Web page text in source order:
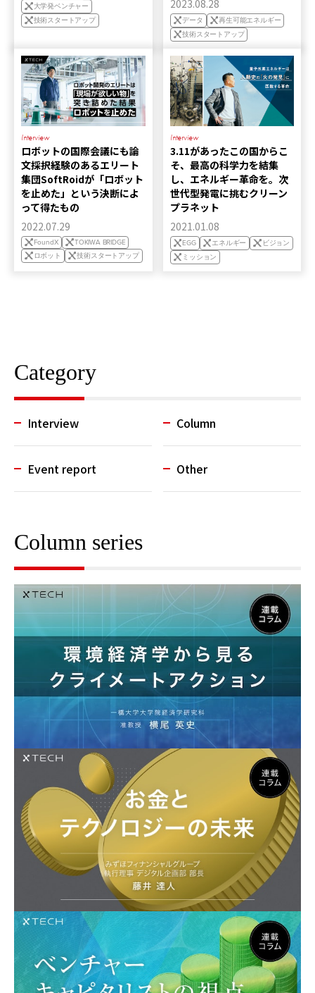
大学発ベンチャー
技術スタートアップ
2023.08.28
データ
再生可能エネルギー
技術スタートアップ
Interview
ロボットの国際会議にも論
文採択経験のあるエリート
集団SoftRoidが「ロボット
を止めた」という決断によ
って得たもの
2022.07.29
FoundX
TOKIWA BRIDGE
ロボット
技術スタートアップ
Interview
3.11があったこの国からこ
そ、最高の科学力を結集
し、エネルギー革命を。次
世代型発電に挑むクリーン
プラネット
2021.01.08
EGG エネルギー
ビジョン
ミッション
Category
Interview Column
Event report Other
Column series